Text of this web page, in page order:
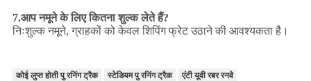
7.आप नमूने के लिए कितना शुल्क लेते हैं?
निःशुल्क नमूने, ग्राहकों को केवल शिपिंग फ्रेट उठाने की आवश्यकता है।
कोई लुप्त होती पु रनिंग ट्रैक स्टेडियम पु रनिंग ट्रैक एंटी यूवी रबर रनवे